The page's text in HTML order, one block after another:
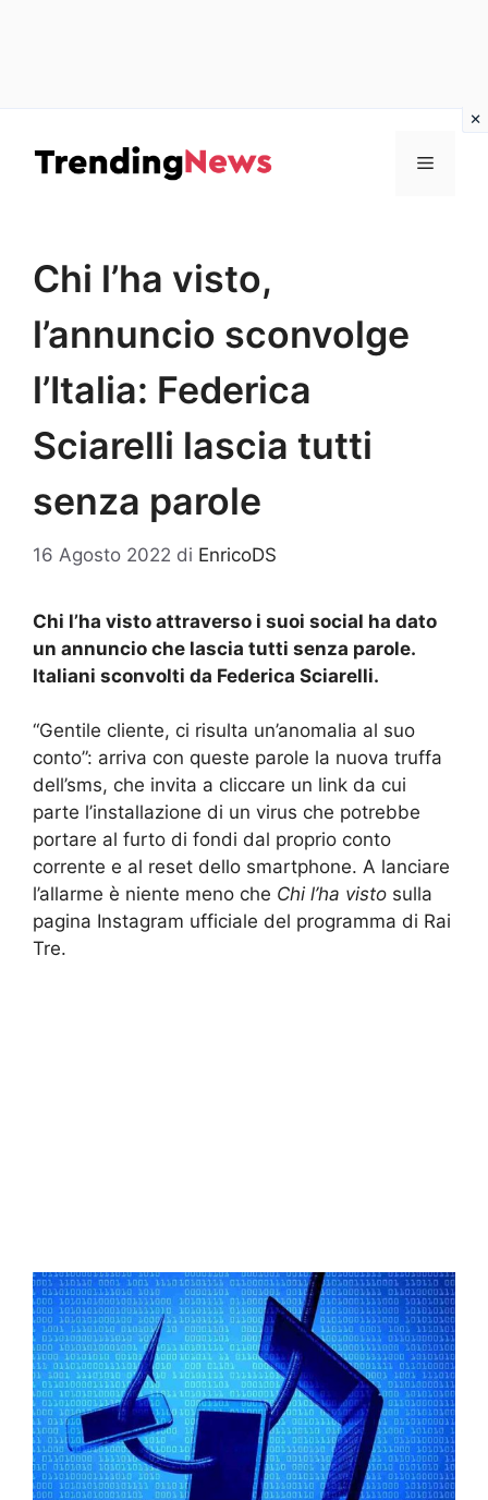
contenuto
Menu
Chi l’ha visto,
l’annuncio sconvolge
l’Italia: Federica
Sciarelli lascia tutti
senza parole
16 Agosto 2022 di EnricoDS
Chi l’ha visto attraverso i suoi social ha dato
un annuncio che lascia tutti senza parole.
Italiani sconvolti da Federica Sciarelli.
“Gentile cliente, ci risulta un’anomalia al suo
conto”: arriva con queste parole la nuova truffa
dell’sms, che invita a cliccare un link da cui
parte l’installazione di un virus che potrebbe
portare al furto di fondi dal proprio conto
corrente e al reset dello smartphone. A lanciare
l’allarme è niente meno che Chi l’ha visto sulla
pagina Instagram ufficiale del programma di Rai
Tre.